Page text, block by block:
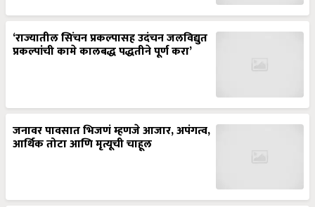
प्रकल्पांची कामे कालबद्ध पद्धतीने पूर्ण करा’
जनावर पावसात भिजणं म्हणजे आजार, अपंगत्व,
आर्थिक तोटा आणि मृत्यूची चाहूल